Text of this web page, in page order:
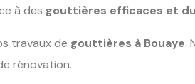
à des gouttières efficaces et
travaux de gouttières à Bouaye.
rénovation.